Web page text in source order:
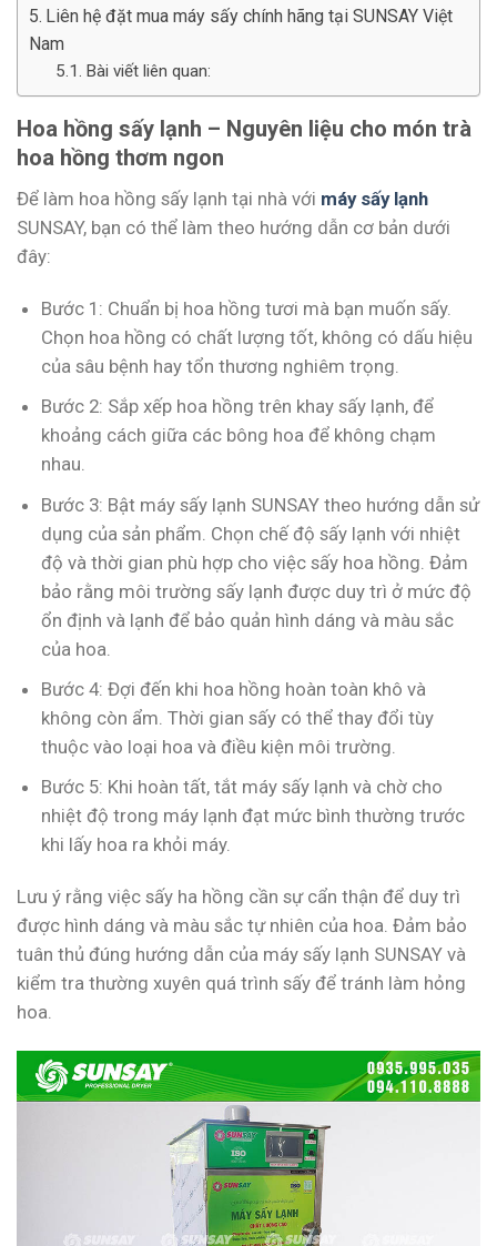
Liên hệ đặt mua máy sấy chính hãng tại SUNSAY Việt
Nam
Bài viết liên quan:
Hoa hồng sấy lạnh – Nguyên liệu cho món trà
hoa hồng thơm ngon
Để làm hoa hồng sấy lạnh tại nhà với máy sấy lạnh
SUNSAY, bạn có thể làm theo hướng dẫn cơ bản dưới
đây:
Bước 1: Chuẩn bị hoa hồng tươi mà bạn muốn sấy.
Chọn hoa hồng có chất lượng tốt, không có dấu hiệu
của sâu bệnh hay tổn thương nghiêm trọng.
Bước 2: Sắp xếp hoa hồng trên khay sấy lạnh, để
khoảng cách giữa các bông hoa để không chạm
nhau.
Bước 3: Bật máy sấy lạnh SUNSAY theo hướng dẫn sử
dụng của sản phẩm. Chọn chế độ sấy lạnh với nhiệt
độ và thời gian phù hợp cho việc sấy hoa hồng. Đảm
bảo rằng môi trường sấy lạnh được duy trì ở mức độ
ổn định và lạnh để bảo quản hình dáng và màu sắc
của hoa.
Bước 4: Đợi đến khi hoa hồng hoàn toàn khô và
không còn ẩm. Thời gian sấy có thể thay đổi tùy
thuộc vào loại hoa và điều kiện môi trường.
Bước 5: Khi hoàn tất, tắt máy sấy lạnh và chờ cho
nhiệt độ trong máy lạnh đạt mức bình thường trước
khi lấy hoa ra khỏi máy.
Lưu ý rằng việc sấy ha hồng cần sự cẩn thận để duy trì
được hình dáng và màu sắc tự nhiên của hoa. Đảm bảo
tuân thủ đúng hướng dẫn của máy sấy lạnh SUNSAY và
kiểm tra thường xuyên quá trình sấy để tránh làm hỏng
hoa.